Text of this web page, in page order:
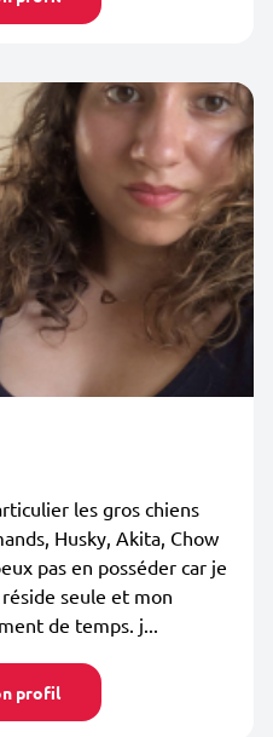
les gros chiens
Husky, Akita, Chow
pas en posséder car je
seule et mon
de temps. j...
profil